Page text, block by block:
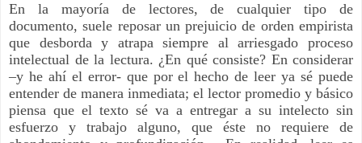
En la mayoría de lectores, de cualquier tipo de
documento, suele reposar un prejuicio de orden empirista
que desborda y atrapa siempre al arriesgado proceso
intelectual de la lectura. ¿En qué consiste? En considerar
–y he ahí el error- que por el hecho de leer ya sé puede
entender de manera inmediata; el lector promedio y básico
piensa que el texto sé va a entregar a su intelecto sin
esfuerzo y trabajo alguno, que éste no requiere de